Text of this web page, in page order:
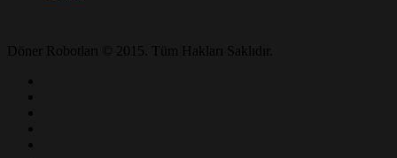
Döner Robotları © 2015. Tüm Hakları Saklıdır.